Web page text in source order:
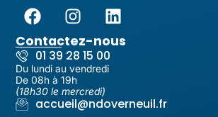
Contactez-nous
01 39 28 15 00
Du lundi au vendredi
De 08h à 19h
(18h30 le mercredi)
accueil@ndoverneuil.fr